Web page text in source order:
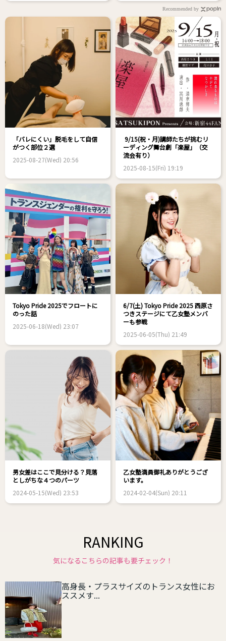
Recommended by
「バレにくい」脱毛をして自信
がつく部位２選
2025-08-27(Wed) 20:56
9/15(祝・月)講師たちが挑むリ
ーディング舞台劇「楽屋」（交
流会有り）
2025-08-15(Fri) 19:19
Tokyo Pride 2025でフロートに
のった話
2025-06-18(Wed) 23:07
6/7(土) Tokyo Pride 2025 西原さ
つきステージにて乙女塾メンバ
ーも参戦
2025-06-05(Thu) 21:49
男女差はここで見分ける？見落
としがちな４つのパーツ
2024-05-15(Wed) 23:53
乙女塾満員御礼ありがとうござ
います。
2024-02-04(Sun) 20:11
RANKING
気になるこちらの記事も要チェック！
高身長・プラスサイズのトランス女性にお
ススメす...